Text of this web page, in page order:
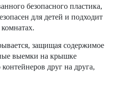
безопасного пластика,
для детей и подходит
защищая содержимое
выемки на крышке
друг на друга,